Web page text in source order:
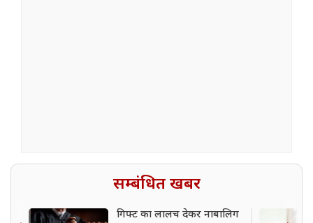
सम्बंधित खबर
गिफ्ट का लालच देकर नाबालिग